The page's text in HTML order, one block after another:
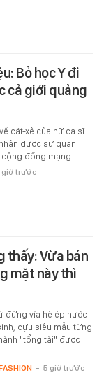
Bỏ học Y đi
cả giới quảng
cát-xê của nữ ca sĩ
được sự quan
đồng mạng.
giờ trước
thấy: Vừa bán
mặt này thì
đứng vỉa hè ép nước
cựu siêu mẫu từng
"tổng tài" được
- 5 giờ trước